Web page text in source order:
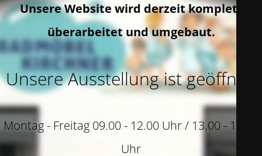
Unsere Website wird derzeit komplett
überarbeitet und umgebaut.
Unsere Ausstellung ist geöffnet!
Montag - Freitag 09.00 - 12.00 Uhr / 13.00 - 14.00
Uhr